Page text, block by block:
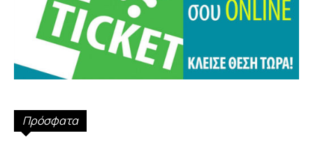
Πρόσφατα